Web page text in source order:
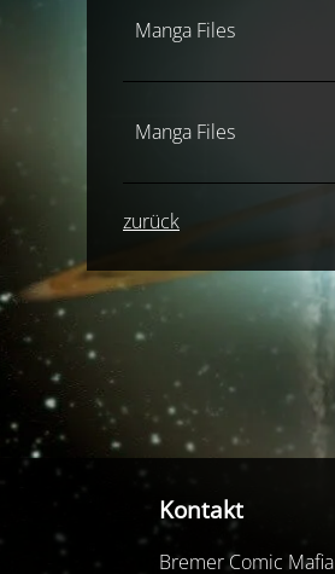
Manga Files
Manga Files
zurück
Kontakt
Bremer Comic Mafia